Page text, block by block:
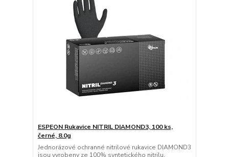
ESPEON Rukavice NITRIL DIAMOND3, 100 ks,
černé, 8.0g
Jednorázové ochranné nitrilové rukavice DIAMOND3
jsou vyrobeny ze 100% syntetického nitrilu.